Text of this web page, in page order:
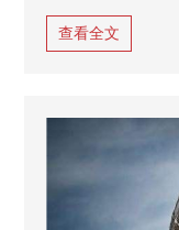
元/吨，
查看全文